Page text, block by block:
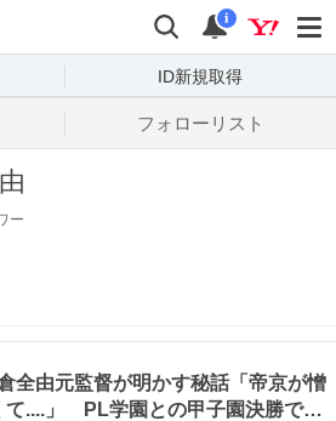
検索
通知
i
ID新規取得
フォローリスト
ー
全由元監督が明かす秘話「帝京が憎
て....」 PL学園との甲子園決勝で感